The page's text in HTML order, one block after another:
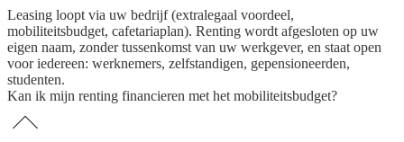
Leasing loopt via uw bedrijf (extralegaal voordeel,
mobiliteitsbudget, cafetariaplan). Renting wordt afgesloten op uw
eigen naam, zonder tussenkomst van uw werkgever, en staat open
voor iedereen: werknemers, zelfstandigen, gepensioneerden,
studenten.
Kan ik mijn renting financieren met het mobiliteitsbudget?